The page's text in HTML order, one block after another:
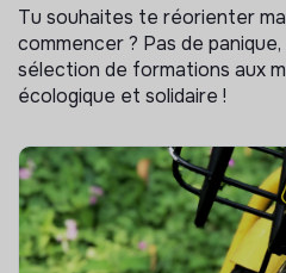
Tu souhaites te réorienter
commencer ? Pas de
sélection de formations aux
écologique et solidaire !